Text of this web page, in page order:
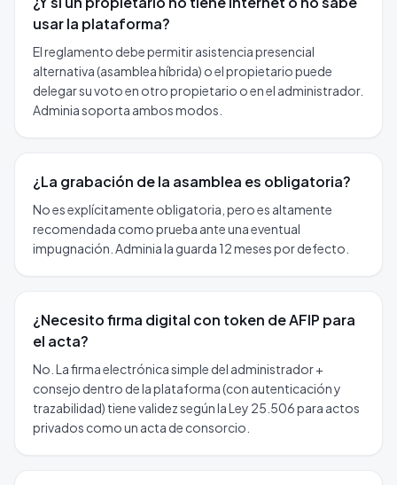
usar la plataforma?
El reglamento debe permitir asistencia presencial
alternativa (asamblea híbrida) o el propietario puede
delegar su voto en otro propietario o en el administrador.
Adminia soporta ambos modos.
¿La grabación de la asamblea es obligatoria?
No es explícitamente obligatoria, pero es altamente
recomendada como prueba ante una eventual
impugnación. Adminia la guarda 12 meses por defecto.
¿Necesito firma digital con token de AFIP para
el acta?
No. La firma electrónica simple del administrador +
consejo dentro de la plataforma (con autenticación y
trazabilidad) tiene validez según la Ley 25.506 para actos
privados como un acta de consorcio.